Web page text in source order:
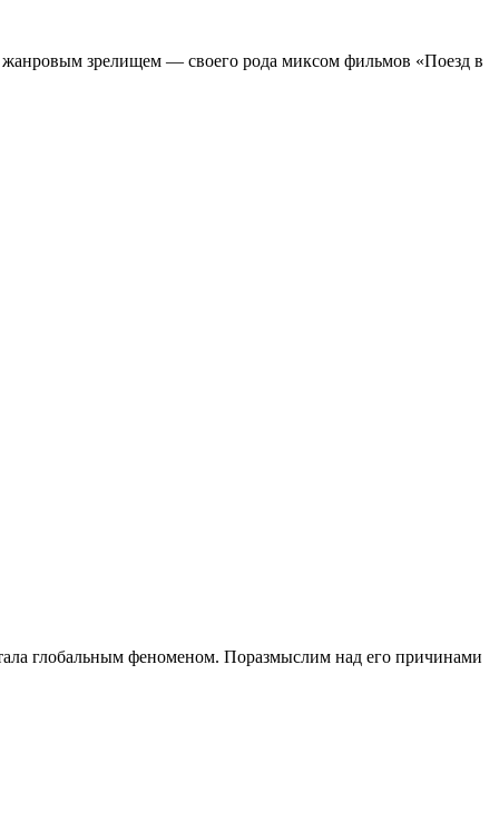
зрелищeм — своего рода миксом фильмов «Поезд в
глобальным феноменом. Поразмыслим над его причинами